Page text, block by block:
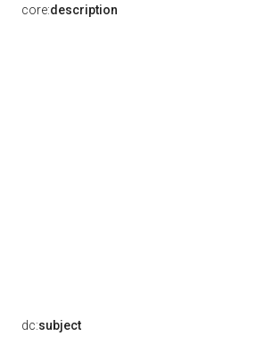
core:description
dc:subject